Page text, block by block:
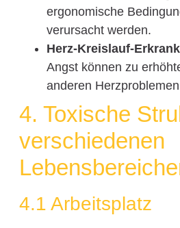
ergonomische
verursacht werden.
Herz-Kreislauf-
Angst können zu
anderen
4. Toxische
verschiedenen
4.1 Arbeitsplatz